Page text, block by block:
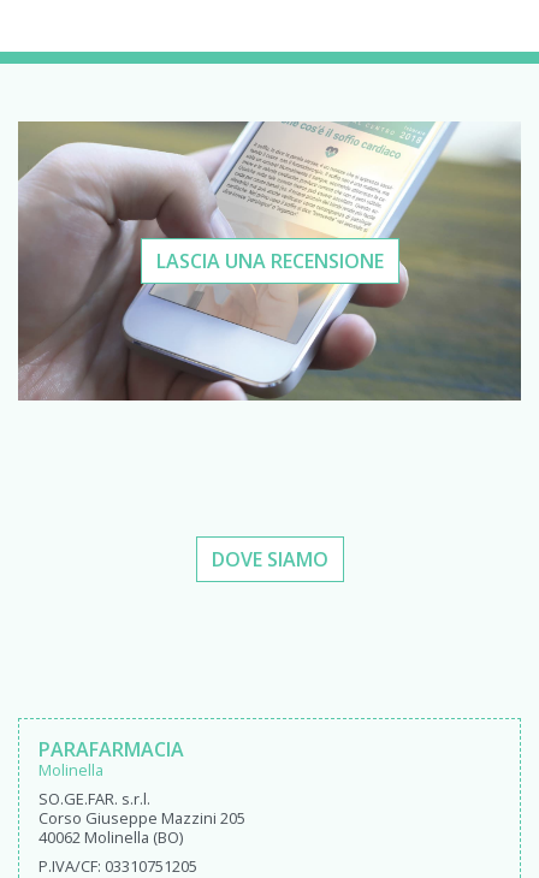
LASCIA UNA RECENSIONE
DOVE SIAMO
PARAFARMACIA
Molinella
SO.GE.FAR. s.r.l.
Corso Giuseppe Mazzini 205
40062 Molinella (BO)
P.IVA/CF: 03310751205